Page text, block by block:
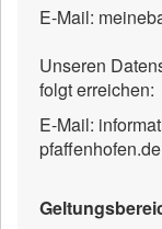
E-Mail:
Unseren
folgt erreichen:
E-Mail:
pfaffenhofen.de